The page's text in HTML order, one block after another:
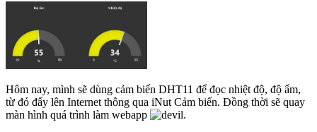
Hôm nay, mình sẽ dùng cảm biến DHT11 để đọc nhiệt độ, độ ẩm,
từ đó đẩy lên Internet thông qua iNut Cảm biến. Đồng thời sẽ quay
màn hình quá trình làm webapp
.